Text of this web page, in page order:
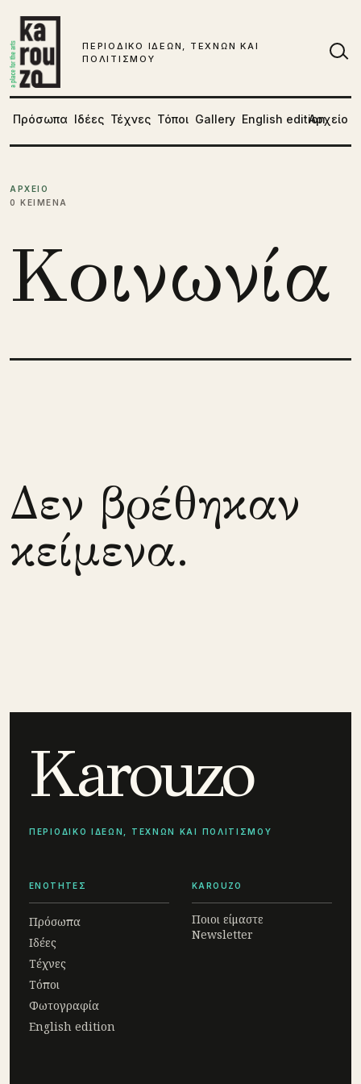
ΠΕΡΙΟΔΙΚΟ ΙΔΕΩΝ, ΤΕΧΝΩΝ ΚΑΙ
ΠΟΛΙΤΙΣΜΟΥ
Πρόσωπα Ιδέες Τέχνες Τόποι Gallery English editionΑρχείο
ΑΡΧΕΙΟ
0 ΚΕΙΜΕΝΑ
Κοινωνία
Δεν βρέθηκαν
κείμενα.
Karouzo
ΠΕΡΙΟΔΙΚΟ ΙΔΕΩΝ, ΤΕΧΝΩΝ ΚΑΙ ΠΟΛΙΤΙΣΜΟΥ
ΕΝΟΤΗΤΕΣ
Πρόσωπα
Ιδέες
Τέχνες
Τόποι
Φωτογραφία
English edition
KAROUZO
Ποιοι είμαστε
Newsletter